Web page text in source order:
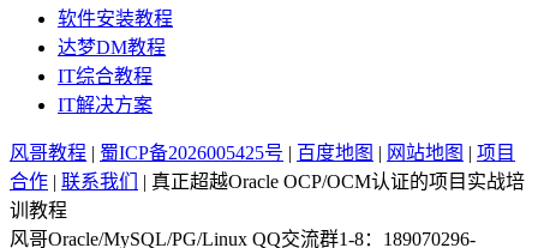
软件安装教程
达梦DM教程
IT综合教程
IT解决方案
风哥教程 | 蜀ICP备2026005425号 | 百度地图 | 网站地图 | 项目
合作 | 联系我们
| 真正超越Oracle OCP/OCM认证的项目实战培
训教程
风哥Oracle/MySQL/PG/Linux QQ交流群1-8：189070296-